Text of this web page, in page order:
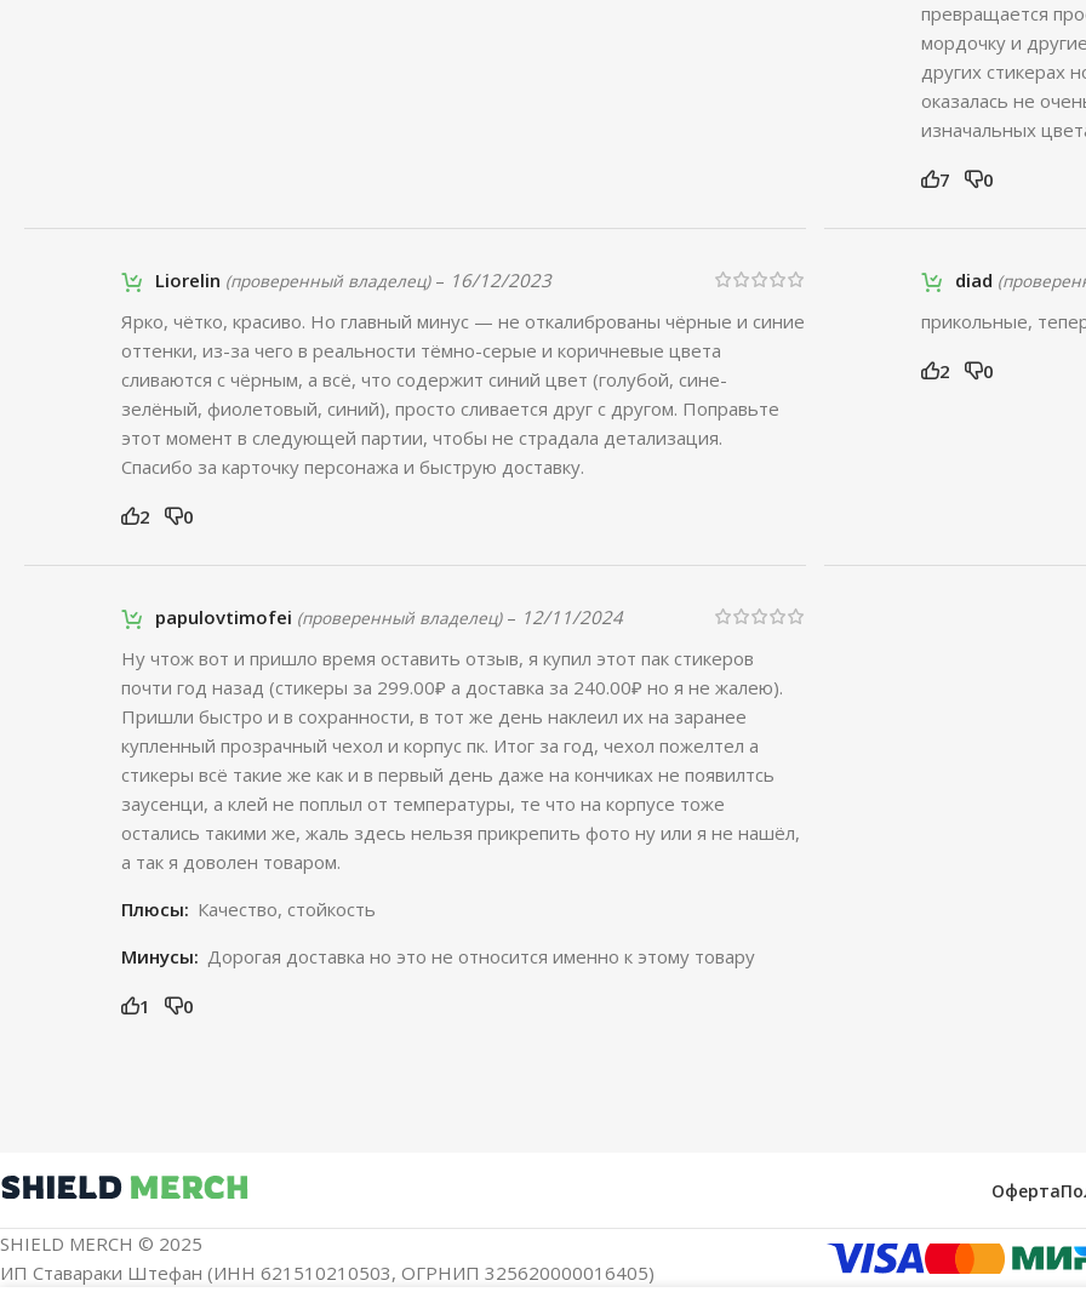
превращается
мордочку и
других стикерах
оказалась не
изначальных
7 0
Liorelin (проверенный владелец) – 16/12/2023
Ярко, чётко, красиво. Но главный минус — не откалиброваны чёрные и синие
оттенки, из-за чего в реальности тёмно-серые и коричневые цвета
сливаются с чёрным, а всё, что содержит синий цвет (голубой, сине-
зелёный, фиолетовый, синий), просто сливается друг с другом. Поправьте
этот момент в следующей партии, чтобы не страдала детализация.
Спасибо за карточку персонажа и быструю доставку.
2 0
diad
прикольные,
2 0
papulovtimofei (проверенный владелец) – 12/11/2024
Ну чтож вот и пришло время оставить отзыв, я купил этот пак стикеров
почти год назад (стикеры за 299.00₽ а доставка за 240.00₽ но я не жалею).
Пришли быстро и в сохранности, в тот же день наклеил их на заранее
купленный прозрачный чехол и корпус пк. Итог за год, чехол пожелтел а
стикеры всë такие же как и в первый день даже на кончиках не появилтсь
заусенци, а клей не поплыл от температуры, те что на корпусе тоже
остались такими же, жаль здесь нельзя прикрепить фото ну или я не нашëл,
а так я доволен товаром.
Плюсы: Качество, стойкость
Минусы: Дорогая доставка но это не относится именно к этому товару
1 0
Оферта
SHIELD MERCH © 2025
ИП Ставараки Штефан (ИНН 621510210503, ОГРНИП 325620000016405)